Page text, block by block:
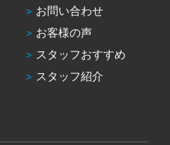
お問い合わせ
お客様の声
スタッフおすすめ
スタッフ紹介